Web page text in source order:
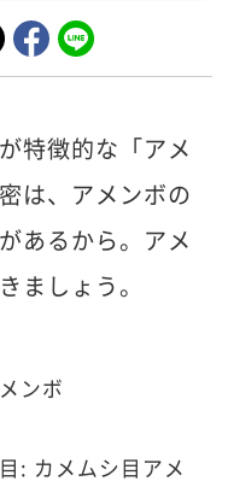
特徴的な「アメ
は、アメンボの
あるから。アメ
ましょう。
ンボ
: カメムシ目アメ